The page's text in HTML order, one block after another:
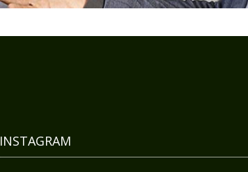
INSTAGRAM